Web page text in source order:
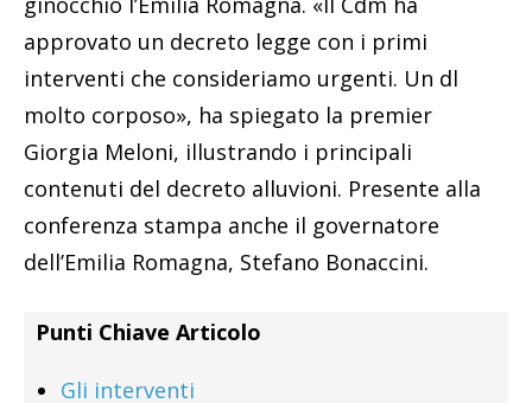
approvato un decreto legge con i primi
interventi che consideriamo urgenti. Un dl
molto corposo», ha spiegato la premier
Giorgia Meloni, illustrando i principali
contenuti del decreto alluvioni. Presente alla
conferenza stampa anche il governatore
dell’Emilia Romagna, Stefano Bonaccini.
Punti Chiave Articolo
Gli interventi